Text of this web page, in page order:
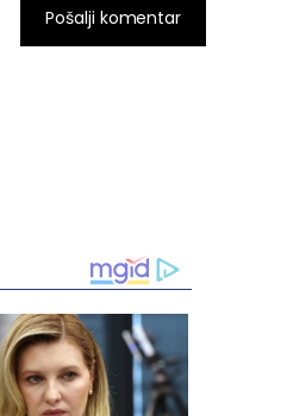
Pošalji komentar